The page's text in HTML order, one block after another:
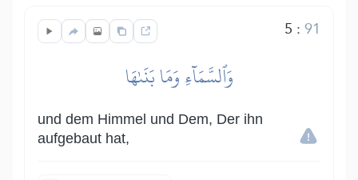
5 :91
وَٱلسَّمَآءِ وَمَا بَنَىٰهَا
und dem Himmel und Dem, Der ihn
aufgebaut hat,